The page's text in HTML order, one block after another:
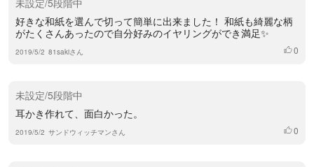
好きな和紙を選んで切って簡単に出来ました！ 和紙も綺麗な柄
がたくさんあったので自分好みのイヤリングができ満足✨
2019/5/2 81sakiさん いいね
0
未設定/5段階中
耳かき作れて、面白かった。
2019/5/2 サンドウィッチマンさん いいね
0